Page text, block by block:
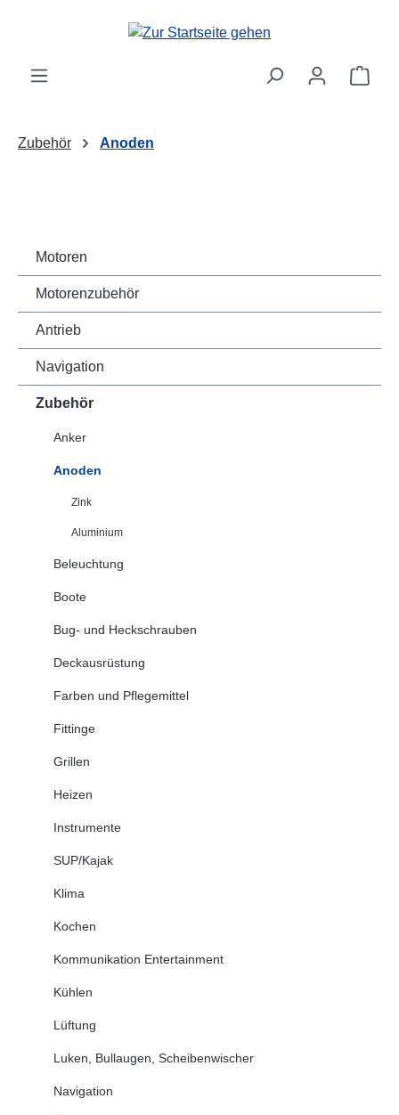
Zum Hauptinhalt springen
Zubehör Anoden
Motoren
Motorenzubehör
Antrieb
Navigation
Zubehör
Anker
Anoden
Zink
Aluminium
Beleuchtung
Boote
Bug- und Heckschrauben
Deckausrüstung
Farben und Pflegemittel
Fittinge
Grillen
Heizen
Instrumente
SUP/Kajak
Klima
Kochen
Kommunikation Entertainment
Kühlen
Lüftung
Luken, Bullaugen, Scheibenwischer
Navigation